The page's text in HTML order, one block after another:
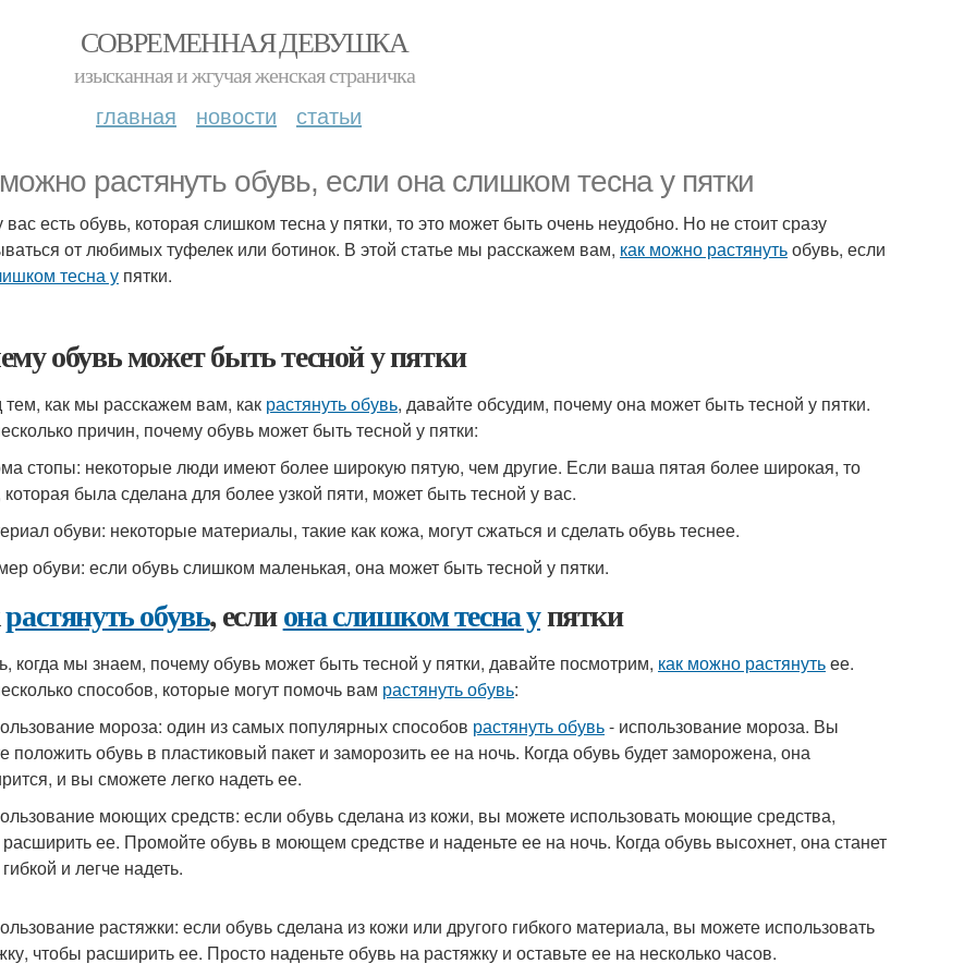
СОВРЕМЕННАЯ ДЕВУШКА
изысканная и жгучая женская страничка
главная новости статьи
растянуть обувь, если она слишком тесна у пятки
вас есть обувь, которая слишком тесна у пятки, то это может быть очень неудобно. Но не стоит сразу
от любимых туфелек или ботинок. В этой статье мы расскажем вам, как можно растянутьобувь, если
тесна у пятки.
обувь может быть тесной у пятки
как мы расскажем вам, как растянуть обувь, давайте обсудим, почему она может быть тесной у пятки.
причин, почему обувь может быть тесной у пятки:
стопы: некоторые люди имеют более широкую пятую, чем другие. Если ваша пятая более широкая, то
которая была сделана для более узкой пяти, может быть тесной у вас.
обуви: некоторые материалы, такие как кожа, могут сжаться и сделать обувь теснее.
обуви: если обувь слишком маленькая, она может быть тесной у пятки.
растянуть обувь, еслиона слишком тесна упятки
когда мы знаем, почему обувь может быть тесной у пятки, давайте посмотрим, как можно растянутьее.
способов, которые могут помочь вам растянуть обувь:
мороза: один из самых популярных способов растянуть обувь- использование мороза. Вы
положить обувь в пластиковый пакет и заморозить ее на ночь. Когда обувь будет заморожена, она
и вы сможете легко надеть ее.
моющих средств: если обувь сделана из кожи, вы можете использовать моющие средства,
ее. Промойте обувь в моющем средстве и наденьте ее на ночь. Когда обувь высохнет, она станет
и легче надеть.
растяжки: если обувь сделана из кожи или другого гибкого материала, вы можете использовать
чтобы расширить ее. Просто наденьте обувь на растяжку и оставьте ее на несколько часов.